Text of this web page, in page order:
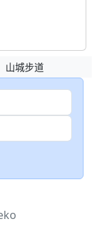
山城步道